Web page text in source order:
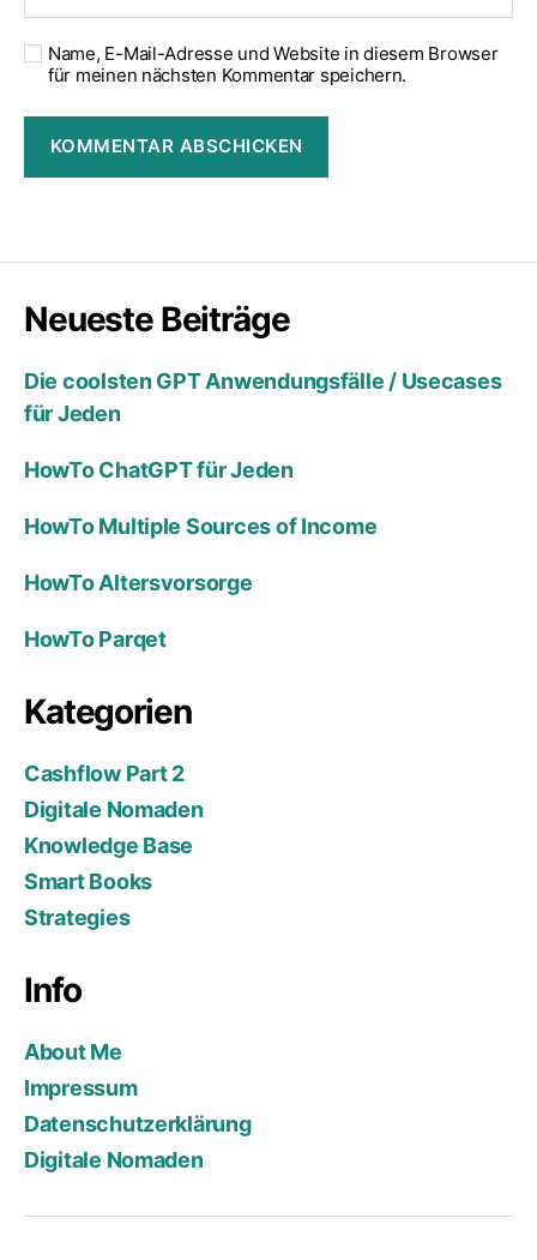
Name, E-Mail-Adresse und Website in diesem Browser
für meinen nächsten Kommentar speichern.
Neueste Beiträge
Die coolsten GPT Anwendungsfälle / Usecases
für Jeden
HowTo ChatGPT für Jeden
HowTo Multiple Sources of Income
HowTo Altersvorsorge
HowTo Parqet
Kategorien
Cashflow Part 2
Digitale Nomaden
Knowledge Base
Smart Books
Strategies
Info
About Me
Impressum
Datenschutzerklärung
Digitale Nomaden